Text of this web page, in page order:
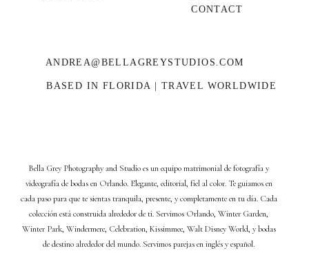
Bella Grey Photography and Studio es un equipo matrimonial de fotografía y
videografía de bodas en Orlando. Elegante, editorial, fiel al color. Te guiamos en
cada paso para que te sientas tranquila, presente, y completamente en tu día. Cada
colección está construida alrededor de ti. Servimos Orlando, Winter Garden,
Winter Park, Windermere, Celebration, Kissimmee, Walt Disney World, y bodas
de destino alrededor del mundo. Servimos parejas en inglés y español.
ANDREA@BELLAGREYSTUDIOS.COM
BASED IN FLORIDA | TRAVEL WORLDWIDE
CONTACT